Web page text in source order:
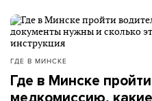
ГДЕ В МИНСКЕ
Где в Минске